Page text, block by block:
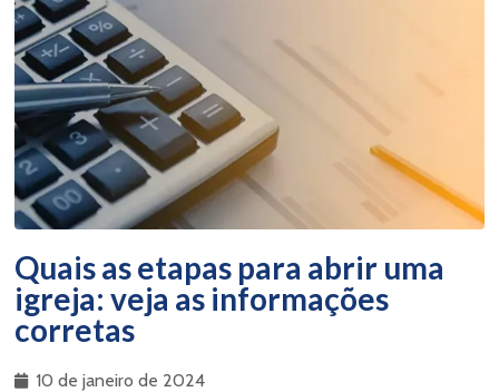
Quais as etapas para abrir uma
igreja: veja as informações
corretas
10 de janeiro de 2024